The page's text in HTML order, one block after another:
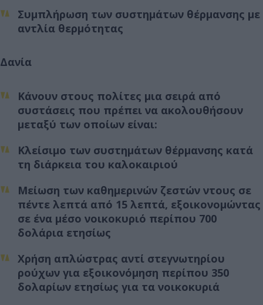
Συμπλήρωση των συστημάτων θέρμανσης με
αντλία θερμότητας
Δανία
Κάνουν στους πολίτες μια σειρά από
συστάσεις που πρέπει να ακολουθήσουν
μεταξύ των οποίων είναι:
Κλείσιμο των συστημάτων θέρμανσης κατά
τη διάρκεια του καλοκαιριού
Μείωση των καθημερινών ζεστών ντους σε
πέντε λεπτά από 15 λεπτά, εξοικονομώντας
σε ένα μέσο νοικοκυριό περίπου 700
δολάρια ετησίως
Χρήση απλώστρας αντί στεγνωτηρίου
ρούχων για εξοικονόμηση περίπου 350
δολαρίων ετησίως για τα νοικοκυριά